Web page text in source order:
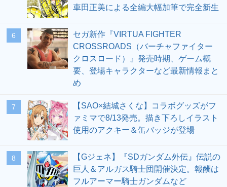
車田正美による全編大幅加筆で完全新生
6
セガ新作『VIRTUA FIGHTER
CROSSROADS（バーチャファイター
クロスロード）』発売時期、ゲーム概
要、登場キャラクターなど最新情報まと
め
7
【SAO×結城さくな】コラボグッズがフ
ァミマで8/13発売。描き下ろしイラスト
使用のアクキー＆缶バッジが登場
8
【Gジェネ】『SDガンダム外伝』伝説の
巨人＆アルガス騎士団開催決定。報酬は
フルアーマー騎士ガンダムなど